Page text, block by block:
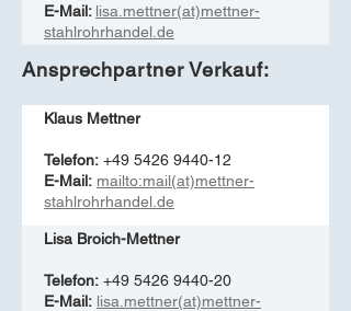
E-Mail: lisa.mettner(at)mettner-
stahlrohrhandel.de
Ansprechpartner Verkauf:
Klaus Mettner
Telefon: +49 5426 9440-12
E-Mail: mailto:mail(at)mettner-
stahlrohrhandel.de
Lisa Broich-Mettner
Telefon: +49 5426 9440-20
E-Mail: lisa.mettner(at)mettner-